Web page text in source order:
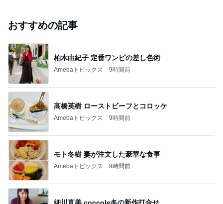
おすすめの記事
柏木由紀子 定番ワンピの差し色術
Amebaトピックス 9時間前
高橋英樹 ローストビーフとコロッケ
Amebaトピックス 9時間前
モト冬樹 妻が注文した豪華な食事
Amebaトピックス 9時間前
細川直美 coccole冬の新作打合せ